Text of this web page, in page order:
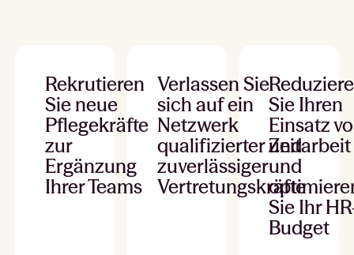
Rekrutieren
Sie neue
Pflegekräfte
zur
Ergänzung
Ihrer Teams
Verlassen Sie
sich auf ein
Netzwerk
qualifizierter und
zuverlässiger
Vertretungskräfte
Sie Ihren
Einsatz
Zeitarbeit
und
Sie Ihr
Budget